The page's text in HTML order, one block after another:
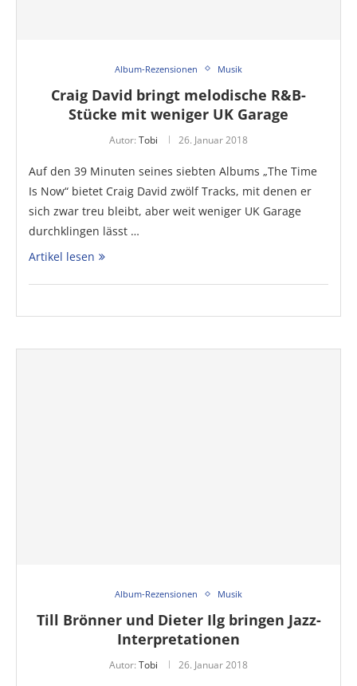
Album-Rezensionen Musik
Craig David bringt melodische R&B-
Stücke mit weniger UK Garage
Autor: Tobi 26. Januar 2018
Auf den 39 Minuten seines siebten Albums „The Time
Is Now“ bietet Craig David zwölf Tracks, mit denen er
sich zwar treu bleibt, aber weit weniger UK Garage
durchklingen lässt …
Artikel lesen
Album-Rezensionen Musik
Till Brönner und Dieter Ilg bringen Jazz-
Interpretationen
Autor: Tobi 26. Januar 2018